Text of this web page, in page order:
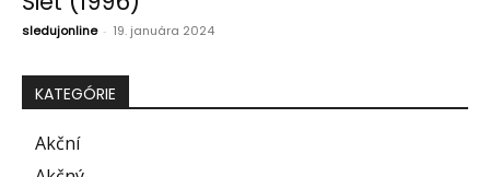
sledujonline - 19. januára 2024
KATEGÓRIE
Akční